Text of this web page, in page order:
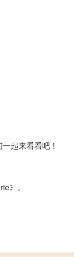
起来看看吧！
》。